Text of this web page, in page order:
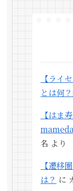
【ライ
とは何
【はま
名 より
【遷移
は？ に